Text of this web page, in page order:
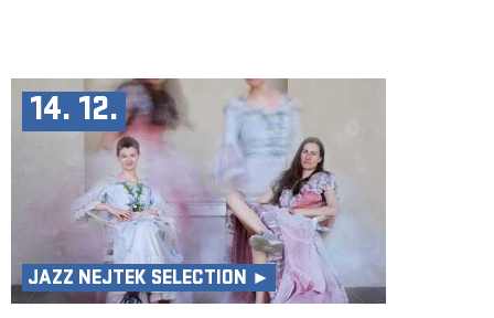
14. 12.
JAZZ NEJTEK SELECTION ►